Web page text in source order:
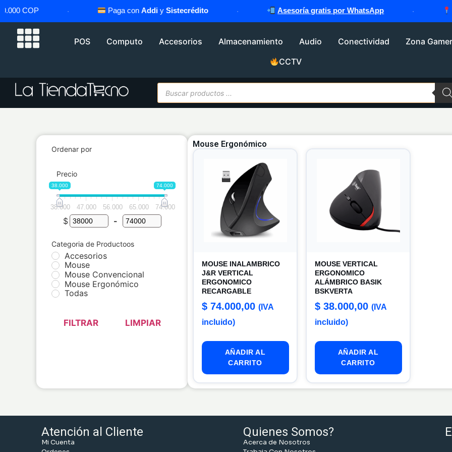
COP Paga conAddiySistecrédito Asesoría gratis por WhatsApp
POS Computo Accesorios Almacenamiento Audio Conectividad Zona Gamer
CCTV
Ordenar por
Precio
38.000 74.000
38.000 47.000 56.000 65.000 74.000
$ -
Categoria de Productoos
Accesorios
Mouse
Mouse Convencional
Mouse Ergonómico
Todas
FILTRAR LIMPIAR
Mouse Ergonómico
MOUSE INALAMBRICO
J&R VERTICAL
ERGONOMICO
RECARGABLE
$74.000,00 (IVA
incluido)
AÑADIR AL
CARRITO
MOUSE VERTICAL
ERGONOMICO
ALÁMBRICO BASIK
BSKVERTA
$38.000,00 (IVA
incluido)
AÑADIR AL
CARRITO
Atención al Cliente
Mi Cuenta
Quienes Somos?
Acerca de Nosotros